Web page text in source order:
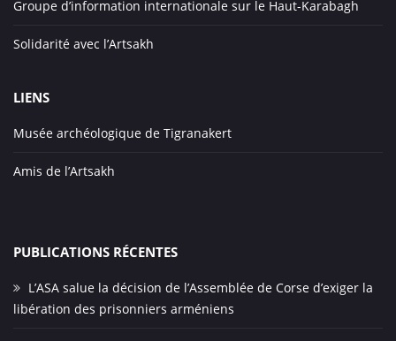
Groupe d’information internationale sur le Haut-Karabagh
Solidarité avec l’Artsakh
LIENS
Musée archéologique de Tigranakert
Amis de l’Artsakh
PUBLICATIONS RÉCENTES
L’ASA salue la décision de l’Assemblée de Corse d’exiger la
libération des prisonniers arméniens